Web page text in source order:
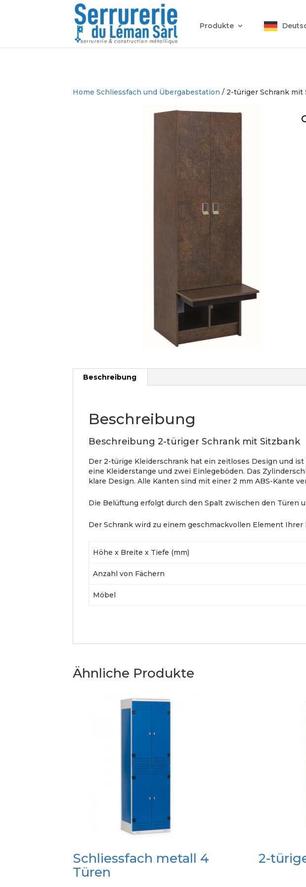
Produkte
Home Schliessfach und Übergabestation / 2-türiger Schrank mit
Beschreibung
Beschreibung
Beschreibung 2-türiger Schrank mit Sitzbank
Der 2-türige Kleiderschrank hat ein zeitloses Design und
eine Kleiderstange und zwei Einlegeböden. Das
klare Design. Alle Kanten sind mit einer 2 mm ABS-Kante
Die Belüftung erfolgt durch den Spalt zwischen den Türen
Der Schrank wird zu einem geschmackvollen Element Ihrer
Höhe x Breite x Tiefe (mm)
Anzahl von Fächern
Möbel
Ähnliche Produkte
Schliessfach metall 4
Türen
2-